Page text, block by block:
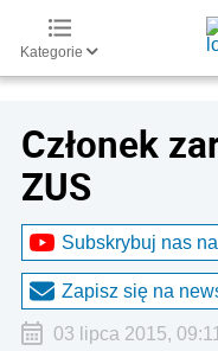
Kategorie
Członek
ZUS
Subskrybuj nas
Zapisz się na
03 lipca 2015, 09:11